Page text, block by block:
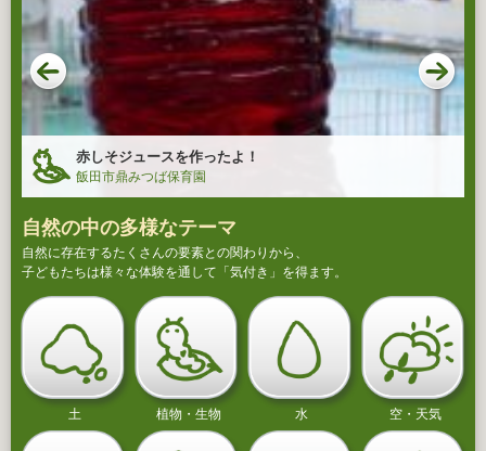
赤しそジュースを作ったよ！
飯田市鼎みつば保育園
自然の中の多様なテーマ
自然に存在するたくさんの要素との関わりから、
子どもたちは様々な体験を通して「気付き」を得ます。
土 植物・生物 水 空・天気